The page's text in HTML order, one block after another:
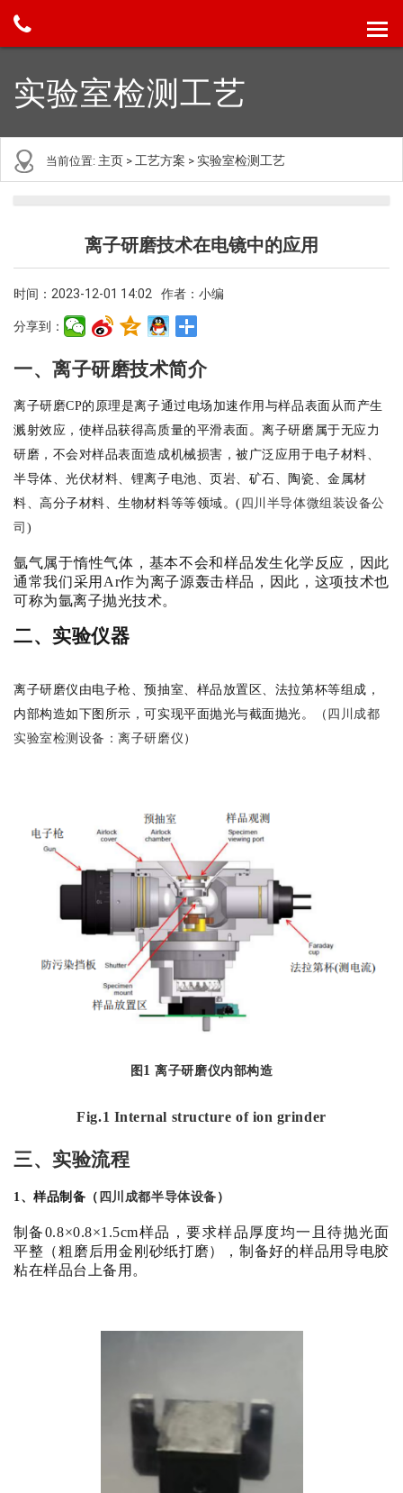
实验室检测工艺
当前位置: 主页 > 工艺方案 > 实验室检测工艺
离子研磨技术在电镜中的应用
时间：2023-12-01 14:02 作者：小编
分享到：
一、离子研磨技术简介
离子研磨CP的原理是离子通过电场加速作用与样品表面从而产生
溅射效应，使样品获得高质量的平滑表面。离子研磨属于无应力
研磨，不会对样品表面造成机械损害，被广泛应用于电子材料、
半导体、光伏材料、锂离子电池、页岩、矿石、陶瓷、金属材
料、高分子材料、生物材料等等领域。( 四川半导体微组装设备公
司 )
氩气属于惰性气体，基本不会和样品发生化学反应，因此
通常我们采用 Ar作为离子源轰击样品，因此，这项技术也
可称为氩离子抛光技术。
二、实验仪器
离子研磨仪由电子枪、预抽室、样品放置区、法拉第杯等组成，
内部构造如下图所示，可实现平面抛光与截面抛光。（ 四川成都
实验室检测设备：离子研磨仪 ）
图 1 离子研磨仪内部构造
Fig.1 Internal structure of ion grinder
三、实验流程
1、样品制备（ 四川成都半导体设备 ）
制备0.8×0.8×1 .5cm样品，要求样品厚度均一且待抛光面
平整（粗磨后用金刚砂纸打磨），制备好的样品用导电胶
粘在样品台上备用。